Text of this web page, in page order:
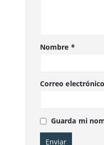
Nombre *
Correo
Guarda mi